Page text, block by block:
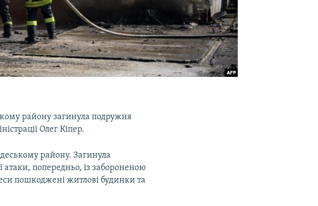
району загинула подружня
Олег Кіпер.
району. Загинула
атаки, попередньо, із забороненою
пошкоджені житлові будинки та